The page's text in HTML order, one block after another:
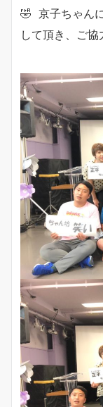
🤣 京子ちゃん
して頂き、ご協